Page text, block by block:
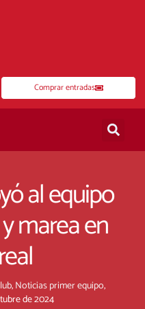
Comprar entradas
al equipo
marea en
,Noticias primer equipo,
de 2024